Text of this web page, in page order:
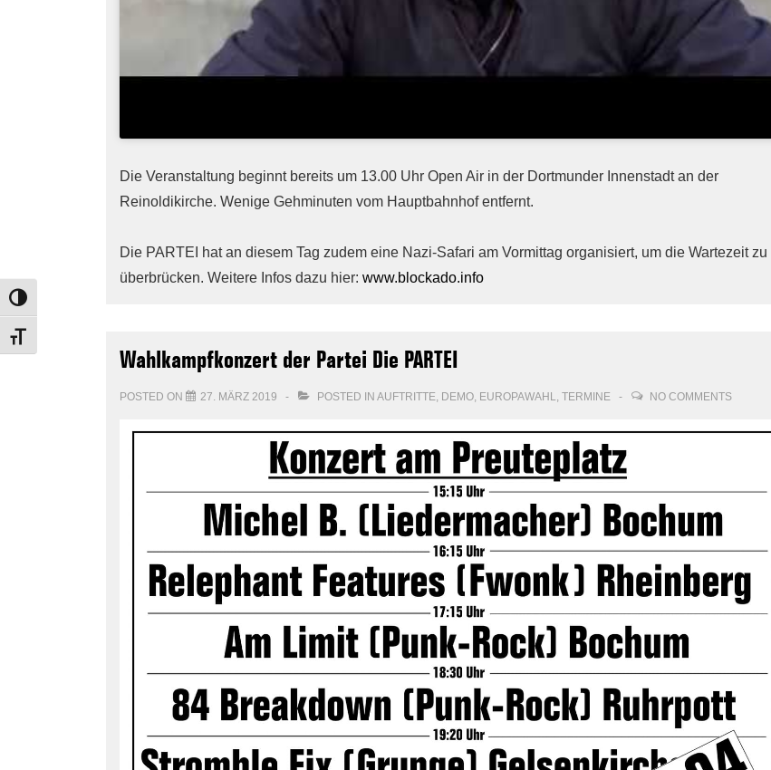
TOGGLE HIGH CONTRAST
TOGGLE FONT SIZE
Die Veranstaltung beginnt bereits um 13.00 Uhr Open Air in der Dortmunder Innenstadt an der
Reinoldikirche. Wenige Gehminuten vom Hauptbahnhof entfernt.
Die PARTEI hat an diesem Tag zudem eine Nazi-Safari am Vormittag organisiert, um die Wartezeit zu
überbrücken. Weitere Infos dazu hier: www.blockado.info
Wahlkampfkonzert der Partei Die PARTEI
POSTED ON 27. MÄRZ 2019 POSTED IN AUFTRITTE, DEMO, EUROPAWAHL, TERMINE NO COMMENTS